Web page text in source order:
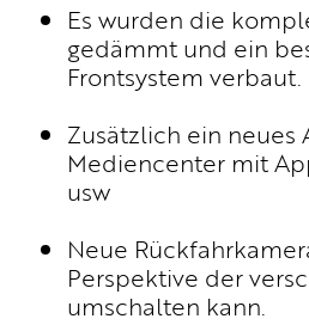
Es wurden die
gedämmt und ein
Frontsystem verbaut.
Zusätzlich ein neues
Mediencenter mit
usw
Neue
Perspektive der
umschalten kann.
SOUND & AKUSTIK
PAKETE & LÖSUNGEN
INSTALLATIONEN
WM-TEILNAHME
PHILOSOPHIE
PRESSE
NEWS
BROCHURE.PDF